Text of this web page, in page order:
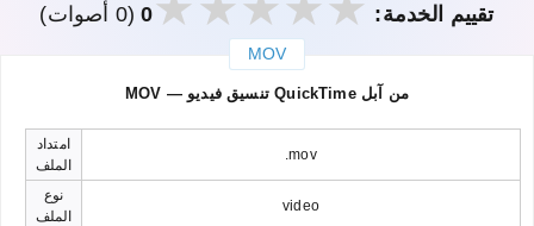
تقييم الخدمة: 0(0 أصوات)
MOV
MOV — تنسيق فيديو QuickTime من آبل
امتداد
الملف
.mov
نوع
الملف
video